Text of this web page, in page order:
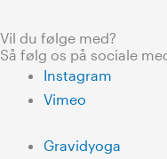
Vil du følge med?
Så følg os på sociale
Instagram
Vimeo
Gravidyoga